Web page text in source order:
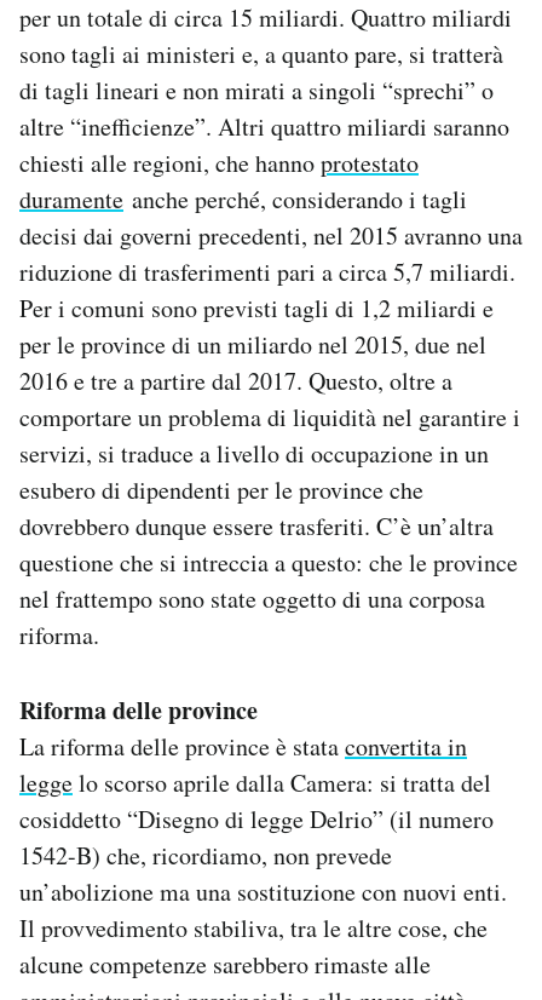
per un totale di circa 15 miliardi. Quattro miliardi
sono tagli ai ministeri e, a quanto pare, si tratterà
di tagli lineari e non mirati a singoli “sprechi” o
altre “inefficienze”. Altri quattro miliardi saranno
chiesti alle regioni, che hannoprotestato
duramente anche perché, considerando i tagli
decisi dai governi precedenti, nel 2015 avranno una
riduzione di trasferimenti pari a circa 5,7 miliardi.
Per i comuni sono previsti tagli di 1,2 miliardi e
per le province di un miliardo nel 2015, due nel
2016 e tre a partire dal 2017. Questo, oltre a
comportare un problema di liquidità nel garantire i
servizi, si traduce a livello di occupazione in un
esubero di dipendenti per le province che
dovrebbero dunque essere trasferiti. C’è un’altra
questione che si intreccia a questo: che le province
nel frattempo sono state oggetto di una corposa
riforma.
Riforma delle province
La riforma delle province è stataconvertita in
leggelo scorso aprile dalla Camera: si tratta del
cosiddetto “Disegno di legge Delrio” (il numero
1542-B) che, ricordiamo, non prevede
un’abolizione ma una sostituzione con nuovi enti.
Il provvedimento stabiliva, tra le altre cose, che
alcune competenze sarebbero rimaste alle